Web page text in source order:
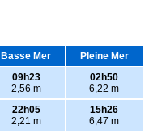
Basse Mer Pleine Mer
09h23
2,56 m
02h50
6,22 m
22h05
2,21 m
15h26
6,47 m